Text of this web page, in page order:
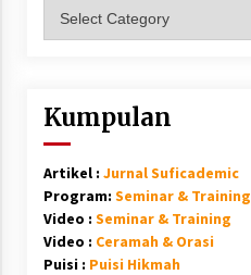
Kumpulan
Artikel : Jurnal Suficademic
Program: Seminar & Training
Video : Seminar & Training
Video : Ceramah & Orasi
Puisi : Puisi Hikmah